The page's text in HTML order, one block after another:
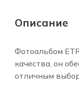
Описание
Фотоальбом
качества, он
отличным